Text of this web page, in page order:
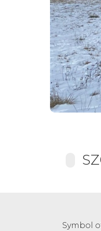
Symbol